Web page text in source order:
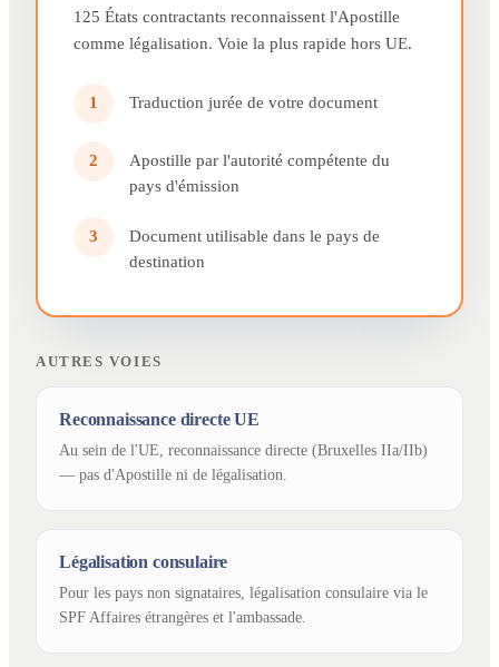
125 États contractants reconnaissent l'Apostille
comme légalisation. Voie la plus rapide hors UE.
1 Traduction jurée de votre document
2
Apostille par l'autorité compétente du
pays d'émission
3
Document utilisable dans le pays de
destination
AUTRES VOIES
Reconnaissance directe UE
Au sein de l'UE, reconnaissance directe (Bruxelles IIa/IIb)
— pas d'Apostille ni de légalisation.
Légalisation consulaire
Pour les pays non signataires, légalisation consulaire via le
SPF Affaires étrangères et l'ambassade.